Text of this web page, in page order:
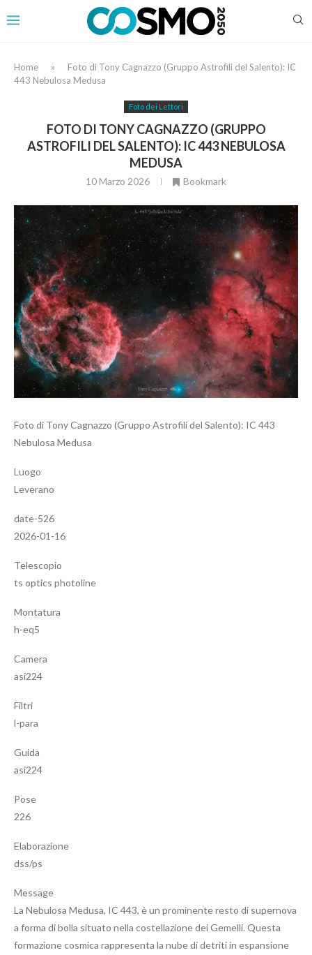
Home »
Foto di Tony Cagnazzo (Gruppo Astrofili del Salento): IC
443 Nebulosa Medusa
Foto dei Lettori
FOTO DI TONY CAGNAZZO (GRUPPO
ASTROFILI DEL SALENTO): IC 443 NEBULOSA
MEDUSA
10 Marzo 2026 Bookmark
Foto di Tony Cagnazzo (Gruppo Astrofili del Salento): IC 443
Nebulosa Medusa
Luogo
Leverano
date-526
2026-01-16
Telescopio
ts optics photoline
Montatura
h-eq5
Camera
asi224
Filtri
l-para
Guida
asi224
Pose
226
Elaborazione
dss/ps
Message
La Nebulosa Medusa, IC 443, è un prominente resto di supernova
a forma di bolla situato nella costellazione dei Gemelli. Questa
formazione cosmica rappresenta la nube di detriti in espansione